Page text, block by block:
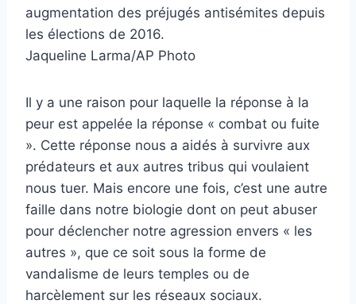
augmentation des préjugés antisémites depuis
les élections de 2016.
Jaqueline Larma/AP Photo
Il y a une raison pour laquelle la réponse à la
peur est appelée la réponse « combat ou fuite
». Cette réponse nous a aidés à survivre aux
prédateurs et aux autres tribus qui voulaient
nous tuer. Mais encore une fois, c’est une autre
faille dans notre biologie dont on peut abuser
pour déclencher notre agression envers « les
autres », que ce soit sous la forme de
vandalisme de leurs temples ou de
harcèlement sur les réseaux sociaux.